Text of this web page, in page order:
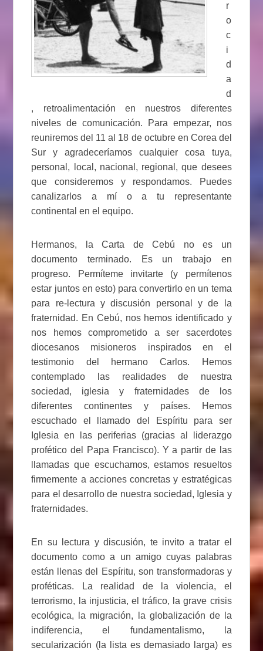
r
o
c
i
d
a
d
, retroalimentación en nuestros diferentes
niveles de comunicación. Para empezar, nos
reuniremos del 11 al 18 de octubre en Corea del
Sur y agradeceríamos cualquier cosa tuya,
personal, local, nacional, regional, que desees
que consideremos y respondamos. Puedes
canalizarlos a mí o a tu representante
continental en el equipo.
Hermanos, la Carta de Cebú no es un
documento terminado. Es un trabajo en
progreso. Permíteme invitarte (y permítenos
estar juntos en esto) para convertirlo en un tema
para re-lectura y discusión personal y de la
fraternidad. En Cebú, nos hemos identificado y
nos hemos comprometido a ser sacerdotes
diocesanos misioneros inspirados en el
testimonio del hermano Carlos. Hemos
contemplado las realidades de nuestra
sociedad, iglesia y fraternidades de los
diferentes continentes y países. Hemos
escuchado el llamado del Espíritu para ser
Iglesia en las periferias (gracias al liderazgo
profético del Papa Francisco). Y a partir de las
llamadas que escuchamos, estamos resueltos
firmemente a acciones concretas y estratégicas
para el desarrollo de nuestra sociedad, Iglesia y
fraternidades.
En su lectura y discusión, te invito a tratar el
documento como a un amigo cuyas palabras
están llenas del Espíritu, son transformadoras y
proféticas. La realidad de la violencia, el
terrorismo, la injusticia, el tráfico, la grave crisis
ecológica, la migración, la globalización de la
indiferencia, el fundamentalismo, la
secularización (la lista es demasiado larga) es